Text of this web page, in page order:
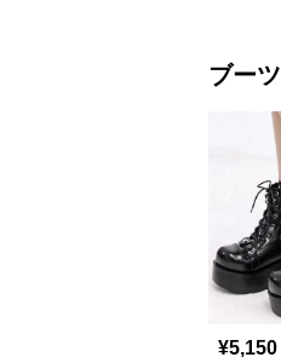
ブーツ
¥5,150